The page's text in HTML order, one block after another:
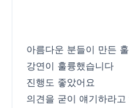
아름다운 분들이 만든
강연이 훌륭했습니다
진행도 좋았어요
의견을 굳이 얘기하라